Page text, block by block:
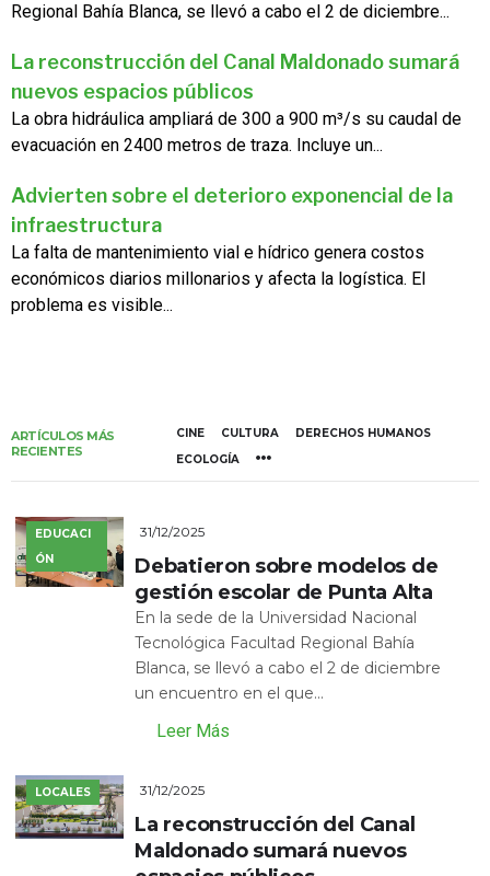
Regional Bahía Blanca, se llevó a cabo el 2 de diciembre...
La reconstrucción del Canal Maldonado sumará
nuevos espacios públicos
La obra hidráulica ampliará de 300 a 900 m³/s su caudal de
evacuación en 2400 metros de traza. Incluye un...
Advierten sobre el deterioro exponencial de la
infraestructura
La falta de mantenimiento vial e hídrico genera costos
económicos diarios millonarios y afecta la logística. El
problema es visible...
ARTÍCULOS MÁS
RECIENTES
CINE CULTURA
DERECHOS HUMANOS
ECOLOGÍA
EDUCACI
ÓN
31/12/2025
Debatieron sobre modelos de
gestión escolar de Punta Alta
En la sede de la Universidad Nacional
Tecnológica Facultad Regional Bahía
Blanca, se llevó a cabo el 2 de diciembre
un encuentro en el que...
Leer Más
LOCALES 31/12/2025
La reconstrucción del Canal
Maldonado sumará nuevos